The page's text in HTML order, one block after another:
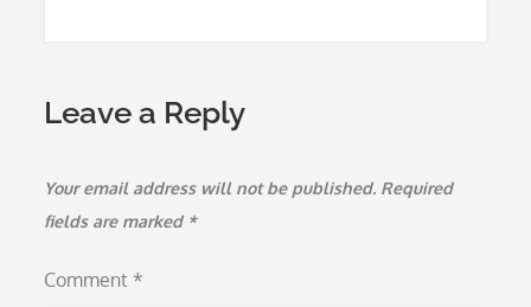
Leave a Reply
Your email address will not be published. Required
fields are marked *
Comment *